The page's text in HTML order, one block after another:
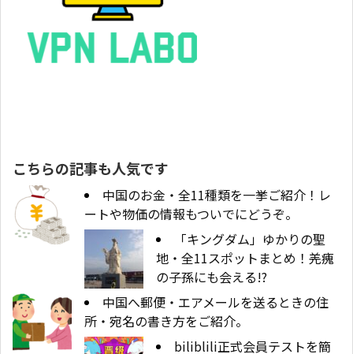
こちらの記事も人気です
中国のお金・全11種類を一挙ご紹介！レ
ートや物価の情報もついでにどうぞ。
「キングダム」ゆかりの聖
地・全11スポットまとめ！羌瘣
の子孫にも会える!?
中国へ郵便・エアメールを送るときの住
所・宛名の書き方をご紹介。
biliblili正式会員テストを簡